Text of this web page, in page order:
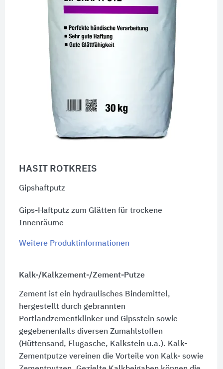
HASIT ROTKREIS
Gipshaftputz
Gips-Haftputz zum Glätten für trockene
Innenräume
Weitere Produktinformationen
Kalk-/Kalkzement-/Zement-Putze
Zement ist ein hydraulisches Bindemittel,
hergestellt durch gebrannten
Portlandzementklinker und Gipsstein sowie
gegebenenfalls diversen Zumahlstoffen
(Hüttensand, Flugasche, Kalkstein u.a.). Kalk-
Zementputze vereinen die Vorteile von Kalk- sowie